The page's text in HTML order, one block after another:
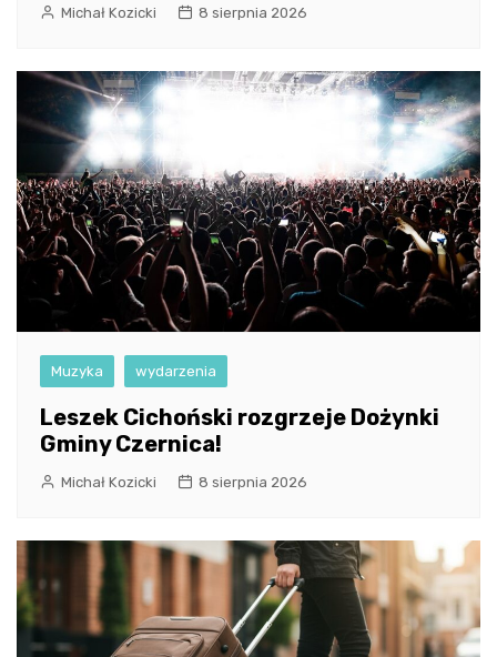
Michał Kozicki 8 sierpnia 2026
Muzyka wydarzenia
Leszek Cichoński rozgrzeje Dożynki
Gminy Czernica!
Michał Kozicki 8 sierpnia 2026